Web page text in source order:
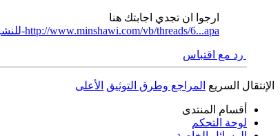
ارجوا ان تجدي اجابتك هنا
http://www.minshawi.com/vb/threads/6...apa-للنشر
رد مع اقتباس
الإنتقال السريع المراجع وطرق التوثيق الأعلى
أقسام المنتدى
لوحة التحكم